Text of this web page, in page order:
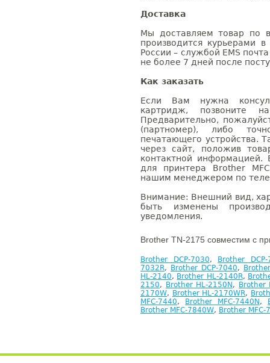
Доставка
Мы доставляем товар по
производится курьерами
России – службой EMS
не более 7 дней после
Как заказать
Если Вам нужна
картридж, позвоните
Предварительно,
(партномер), либо
печатающего устройства.
через сайт, положив
контактной информацией.
для принтера Brother
нашим менеджером по
Внимание: Внешний вид,
быть изменены
уведомления.
Brother TN-2175 совместим с
Brother DCP-7030,
Brother DCP-
7032R, Brother DCP-7040,
HL-2140, Brother HL-2140R,
2150, Brother HL-2150N ,
Brother
2170W, Brother HL-2170WR,
MFC-7440, Brother MFC-7440N ,
Brother MFC-7840W, Brother MFC-